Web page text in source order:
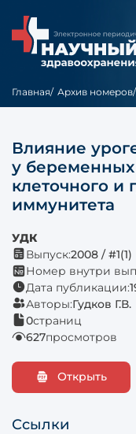
Главная Архив номеров
Влияние
у беременных
клеточного и
иммунитета
УДК
Выпуск:2008 / #1(1)
Номер внутри
Дата публикации:
Авторы:Гудков Г.В.
0страниц
627просмотров
Открыть
Ссылки